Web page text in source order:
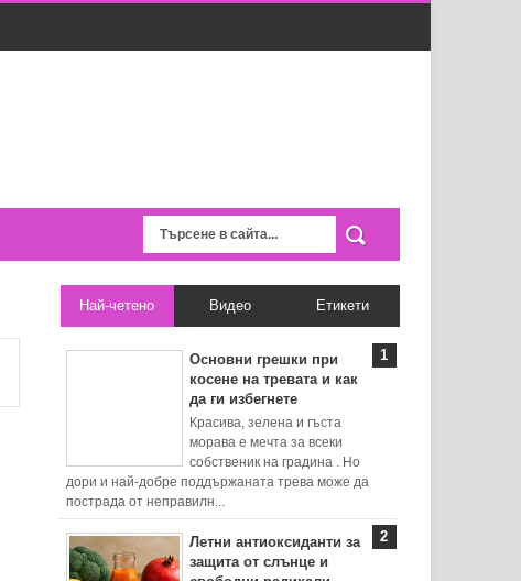
Най-четено Видео Етикети
Основни грешки при
косене на тревата и как
да ги избегнете
Красива, зелена и гъста
морава е мечта за всеки
собственик на градина . Но
дори и най-добре поддържаната трева може да
пострада от неправилн...
Летни антиоксиданти за
защита от слънце и